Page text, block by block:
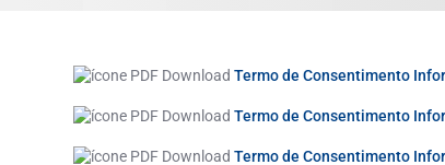
Termo de Consentimento
Termo de Consentimento
Termo de Consentimento